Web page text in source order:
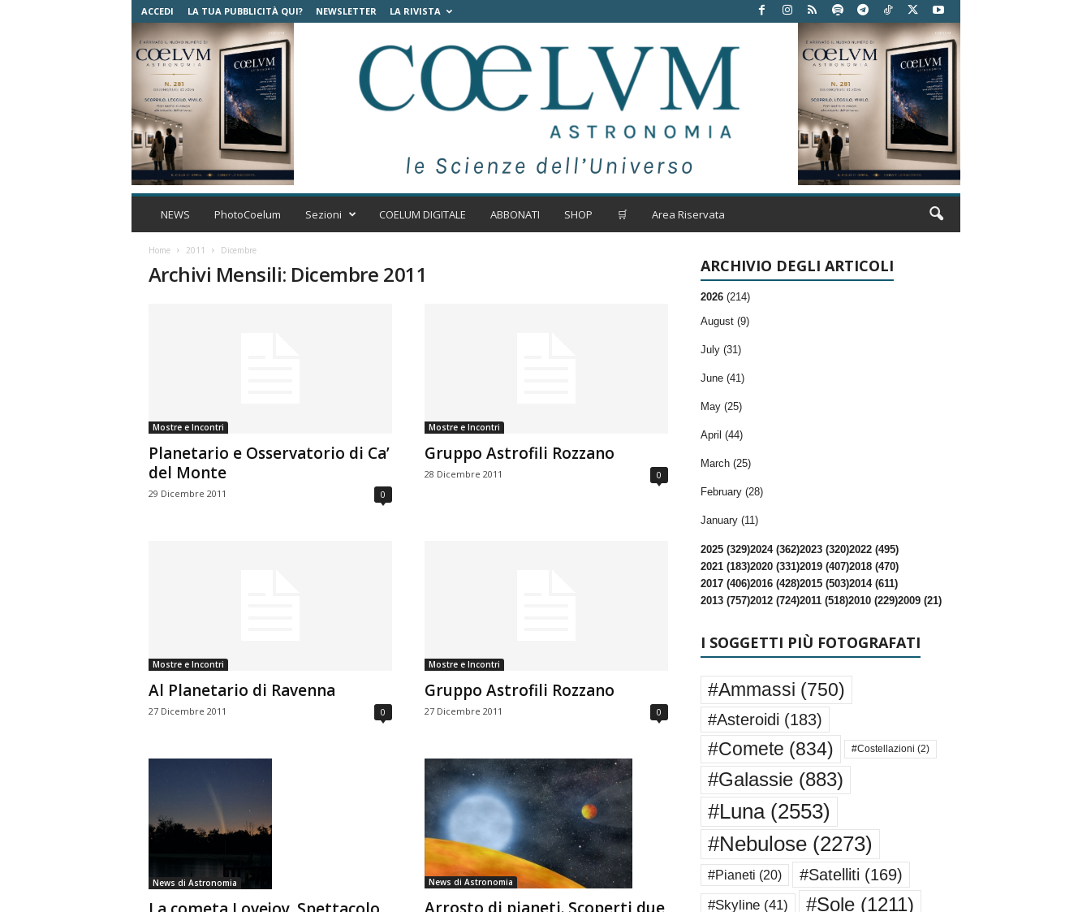
ACCEDI LA TUA PUBBLICITÀ QUI? NEWSLETTER LA RIVISTA
C
m
a
NEWS PhotoCoelum Sezioni COELUM DIGITALE ABBONATI SHOP 🛒 Area Riservata
Home 2011 Dicembre
Archivi Mensili: Dicembre 2011
Mostre e Incontri
Planetario e Osservatorio di Ca’
del Monte
29 Dicembre 2011 0
Mostre e Incontri
Gruppo Astrofili Rozzano
28 Dicembre 2011 0
Mostre e Incontri
Al Planetario di Ravenna
27 Dicembre 2011 0
Mostre e Incontri
Gruppo Astrofili Rozzano
27 Dicembre 2011 0
News di Astronomia News di Astronomia
ARCHIVIO DEGLI ARTICOLI
2026 (214)
August (9)
July (31)
June (41)
May (25)
April (44)
March (25)
February (28)
January (11)
2025 (329)2024 (362)2023 (320)2022 (495)
2021 (183)2020 (331)2019 (407)2018 (470)
2017 (406)2016 (428)2015 (503)2014 (611)
2013 (757)2012 (724)2011 (518)2010 (229)2009 (21)
I SOGGETTI PIÙ FOTOGRAFATI
#Ammassi (750)
#Asteroidi (183)
#Comete (834) #Costellazioni (2)
#Galassie(883)
#Luna(2553)
#Nebulose(2273)
#Pianeti (20) #Satelliti (169)
#Skyline(41) #Sole(1211)